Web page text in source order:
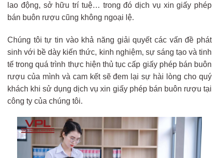
lao động, sở hữu trí tuệ… trong đó dịch vụ xin giấy phép
bán buôn rượu cũng không ngoại lệ.
Chúng tôi tự tin vào khả năng giải quyết các vấn đề phát
sinh với bề dày kiến thức, kinh nghiệm, sự sáng tạo và tinh
tế trong quá trình thực hiện thủ tục cấp giấy phép bán buôn
rượu của mình và cam kết sẽ đem lại sự hài lòng cho quý
khách khi sử dụng dịch vụ xin giấy phép bán buôn rượu tại
công ty của chúng tôi.